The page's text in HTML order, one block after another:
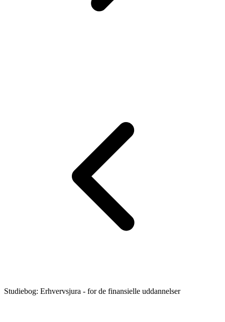
Studiebog: Erhvervsjura - for de finansielle uddannelser